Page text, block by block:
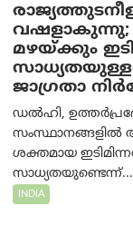
വഷളാകുന്നു;
മഴയ്ക്കും
ജാഗ്രതാ
ഡൽഹി,
സംസ്ഥാനങ്ങളിൽ
ശക്തമായ
സാധ്യതയുണ്ടെന്ന്...
INDIA